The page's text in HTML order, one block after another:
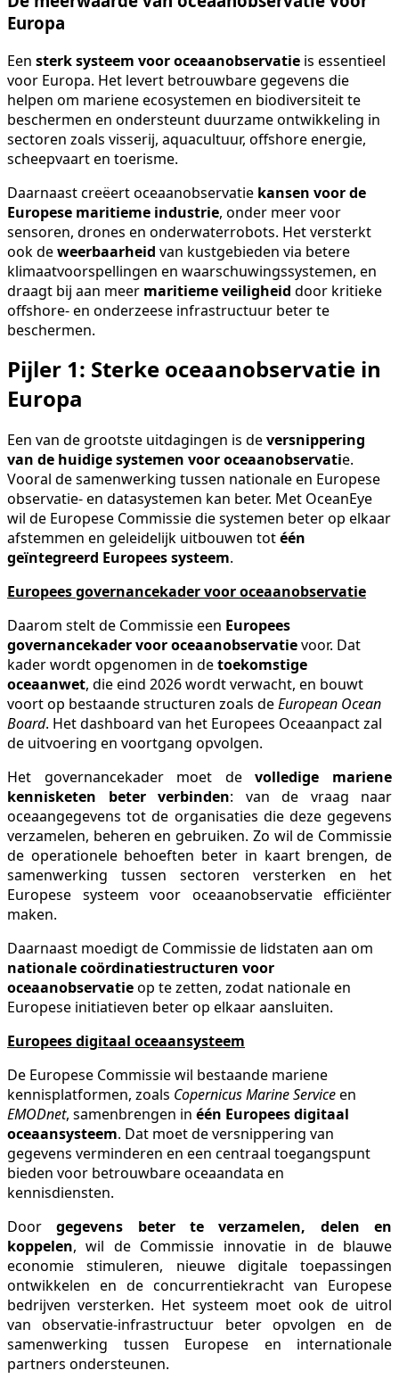
Europa
Een sterk systeem voor oceaanobservatie is essentieel
voor Europa. Het levert betrouwbare gegevens die
helpen om mariene ecosystemen en biodiversiteit te
beschermen en ondersteunt duurzame ontwikkeling in
sectoren zoals visserij, aquacultuur, offshore energie,
scheepvaart en toerisme.
Daarnaast creëert oceaanobservatie kansen voor de
Europese maritieme industrie, onder meer voor
sensoren, drones en onderwaterrobots. Het versterkt
ook deweerbaarheid van kustgebieden via betere
klimaatvoorspellingen en waarschuwingssystemen, en
draagt bij aan meer maritieme veiligheid door kritieke
offshore- en onderzeese infrastructuur beter te
beschermen.
Pijler 1: Sterke oceaanobservatie in
Europa
Een van de grootste uitdagingen is deversnippering
van de huidige systemen voor oceaanobservatie.
Vooral de samenwerking tussen nationale en Europese
observatie- en datasystemen kan beter. Met OceanEye
wil de Europese Commissie die systemen beter op elkaar
afstemmen en geleidelijk uitbouwen totéén
geïntegreerd Europees systeem.
Europees governancekader voor oceaanobservatie
Daarom stelt de Commissie een Europees
governancekader voor oceaanobservatievoor. Dat
kader wordt opgenomen in detoekomstige
oceaanwet, die eind 2026 wordt verwacht, en bouwt
voort op bestaande structuren zoals deEuropean Ocean
Board. Het dashboard van het Europees Oceaanpact zal
de uitvoering en voortgang opvolgen.
Het governancekader moet devolledige mariene
kennisketen beter verbinden: van de vraag naar
oceaangegevens tot de organisaties die deze gegevens
verzamelen, beheren en gebruiken. Zo wil de Commissie
de operationele behoeften beter in kaart brengen, de
samenwerking tussen sectoren versterken en het
Europese systeem voor oceaanobservatie efficiënter
maken.
Daarnaast moedigt de Commissie de lidstaten aan om
nationale coördinatiestructuren voor
oceaanobservatieop te zetten, zodat nationale en
Europese initiatieven beter op elkaar aansluiten.
Europees digitaal oceaansysteem
De Europese Commissie wil bestaande mariene
kennisplatformen, zoals Copernicus Marine Serviceen
EMODnet, samenbrengen in één Europees digitaal
oceaansysteem. Dat moet de versnippering van
gegevens verminderen en een centraal toegangspunt
bieden voor betrouwbare oceaandata en
kennisdiensten.
Doorgegevens beter te verzamelen, delen en
koppelen, wil de Commissie innovatie in de blauwe
economie stimuleren, nieuwe digitale toepassingen
ontwikkelen en de concurrentiekracht van Europese
bedrijven versterken. Het systeem moet ook de uitrol
van observatie-infrastructuur beter opvolgen en de
samenwerking tussen Europese en internationale
partners ondersteunen.